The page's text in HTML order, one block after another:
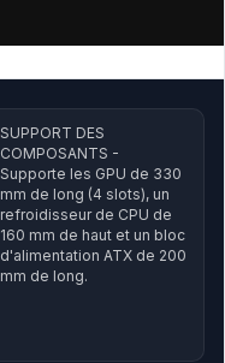
SUPPORT DES
COMPOSANTS -
Supporte les GPU de 330
mm de long (4 slots), un
refroidisseur de CPU de
160 mm de haut et un bloc
d'alimentation ATX de 200
mm de long.